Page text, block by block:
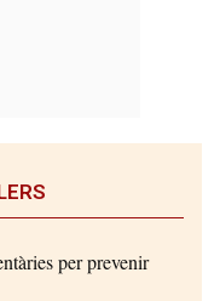
per prevenir